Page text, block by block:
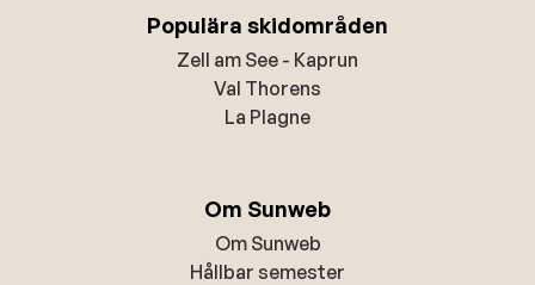
Populära skidområden
Zell am See - Kaprun
Val Thorens
La Plagne
Om Sunweb
Om Sunweb
Hållbar semester